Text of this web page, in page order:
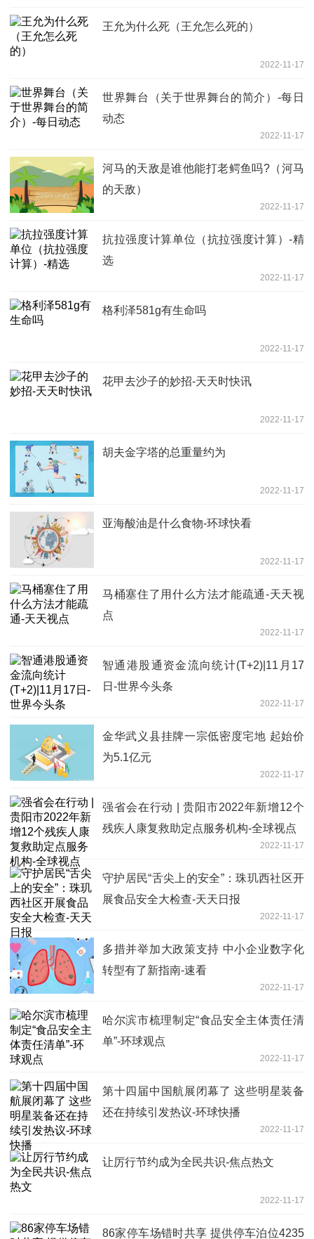
王允为什么死（王允怎么死的）
2022-11-17
世界舞台（关于世界舞台的简介）-每日
动态
2022-11-17
河马的天敌是谁他能打老鳄鱼吗?（河马
的天敌）
2022-11-17
抗拉强度计算单位（抗拉强度计算）-精
选
2022-11-17
格利泽581g有生命吗
2022-11-17
花甲去沙子的妙招-天天时快讯
2022-11-17
胡夫金字塔的总重量约为
2022-11-17
亚海酸油是什么食物-环球快看
2022-11-17
马桶塞住了用什么方法才能疏通-天天视
点
2022-11-17
智通港股通资金流向统计(T+2)|11月17
日-世界今头条
2022-11-17
金华武义县挂牌一宗低密度宅地 起始价
为5.1亿元
2022-11-17
强省会在行动 | 贵阳市2022年新增12个
残疾人康复救助定点服务机构-全球视点
2022-11-17
守护居民“舌尖上的安全”：珠玑西社区开
展食品安全大检查-天天日报
2022-11-17
多措并举加大政策支持 中小企业数字化
转型有了新指南-速看
2022-11-17
哈尔滨市梳理制定“食品安全主体责任清
单”-环球观点
2022-11-17
第十四届中国航展闭幕了 这些明星装备
还在持续引发热议-环球快播
2022-11-17
让厉行节约成为全民共识-焦点热文
2022-11-17
86家停车场错时共享 提供停车泊位4235